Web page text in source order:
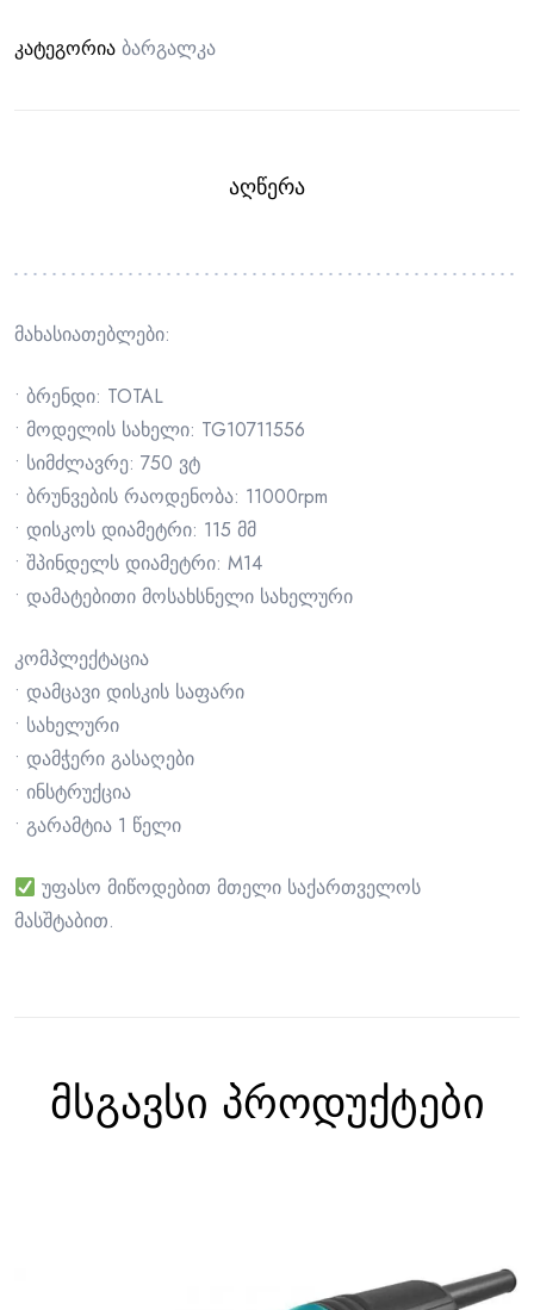
კატეგორია Ბარგალკა
ᲐᲦᲬᲔᲠᲐ
მახასიათებლები:
• ბრენდი: TOTAL
• მოდელის სახელი: TG10711556
• სიმძლავრე: 750 ვტ
• ბრუნვების რაოდენობა: 11000rpm
• დისკოს დიამეტრი: 115 მმ
• შპინდელს დიამეტრი: M14
• დამატებითი მოსახსნელი სახელური
კომპლექტაცია
• დამცავი დისკის საფარი
• სახელური
• დამჭერი გასაღები
• ინსტრუქცია
• გარამტია 1 წელი
უფასო მიწოდებით მთელი საქართველოს
მასშტაბით.
მსგავსი პროდუქტები